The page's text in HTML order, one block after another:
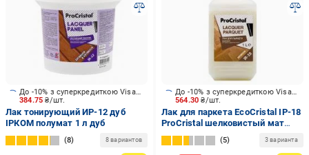
384.75₴/шт.
До -10% з суперкредиткою Visa Вигода
Лак тонирующий ИР-12 дуб
ІРКОМ полумат 1 л дуб
8 8 вариантов
564.30₴/шт.
До -10% з суперкредиткою Visa Вигода
Лак для паркета EcoCristal ІР-18
ProCristal шелковистый мат
прозрачный 1 л
5 3 варианта